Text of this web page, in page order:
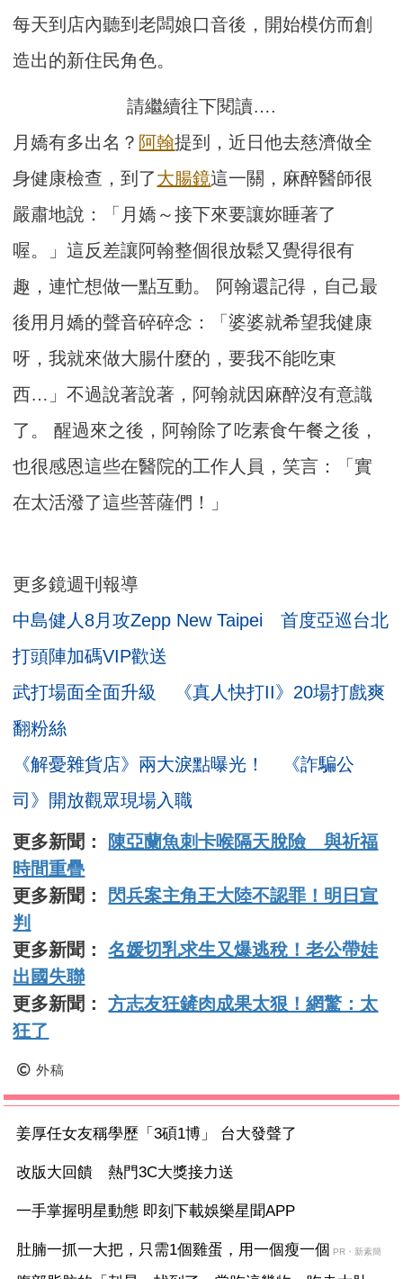
每天到店內聽到老闆娘口音後，開始模仿而創
造出的新住民角色。
請繼續往下閱讀….
月嬌有多出名？ 阿翰提到，近日他去慈濟做全
身健康檢查，到了大腸鏡這一關，麻醉醫師很
嚴肅地說：「月嬌～接下來要讓妳睡著了
喔。」這反差讓阿翰整個很放鬆又覺得很有
趣，連忙想做一點互動。 阿翰還記得，自己最
後用月嬌的聲音碎碎念：「婆婆就希望我健康
呀，我就來做大腸什麼的，要我不能吃東
西…」不過說著說著，阿翰就因麻醉沒有意識
了。 醒過來之後，阿翰除了吃素食午餐之後，
也很感恩這些在醫院的工作人員，笑言：「實
在太活潑了這些菩薩們！」
更多鏡週刊報導
中島健人8月攻Zepp New Taipei 首度亞巡台北
打頭陣加碼VIP歡送
武打場面全面升級 《真人快打II》20場打戲爽
翻粉絲
《解憂雜貨店》兩大淚點曝光！ 《詐騙公
司》開放觀眾現場入職
更多新聞：
陳亞蘭魚刺卡喉隔天脫險 與祈福
時間重疊
更多新聞：
閃兵案主角王大陸不認罪！明日宣
判
更多新聞：名媛切乳求生又爆逃稅！老公帶娃
出國失聯
更多新聞：方志友狂鏟肉成果太狠！網驚：太
狂了
外稿
姜厚任女友稱學歷「3碩1博」 台大發聲了
改版大回饋 熱門3C大獎接力送
一手掌握明星動態 即刻下載娛樂星聞APP
肚腩一抓一大把，只需1個雞蛋，用一個瘦一個 PR・新素簡